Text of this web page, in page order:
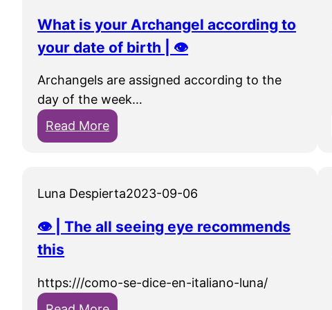
What is your Archangel according to
your date of birth | 👁
Archangels are assigned according to the
day of the week…
Read More:
W
t
i
o
u
Luna Despierta2023-09-06
👁 | The all seeing eye recommends
this
https:///como-se-dice-en-italiano-luna/